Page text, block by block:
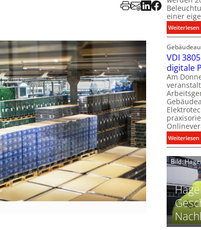
i
t
s
t
.
r
a
l
l
e
t
e
r
r
ü
einer
Weiterlesen:
l
e
k
t
r
t
c
n
2
VDI
digitale
Am
Weiterlesen:
I
0
5
l
Bild: